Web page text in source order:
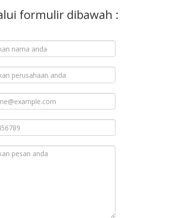
formulir dibawah :